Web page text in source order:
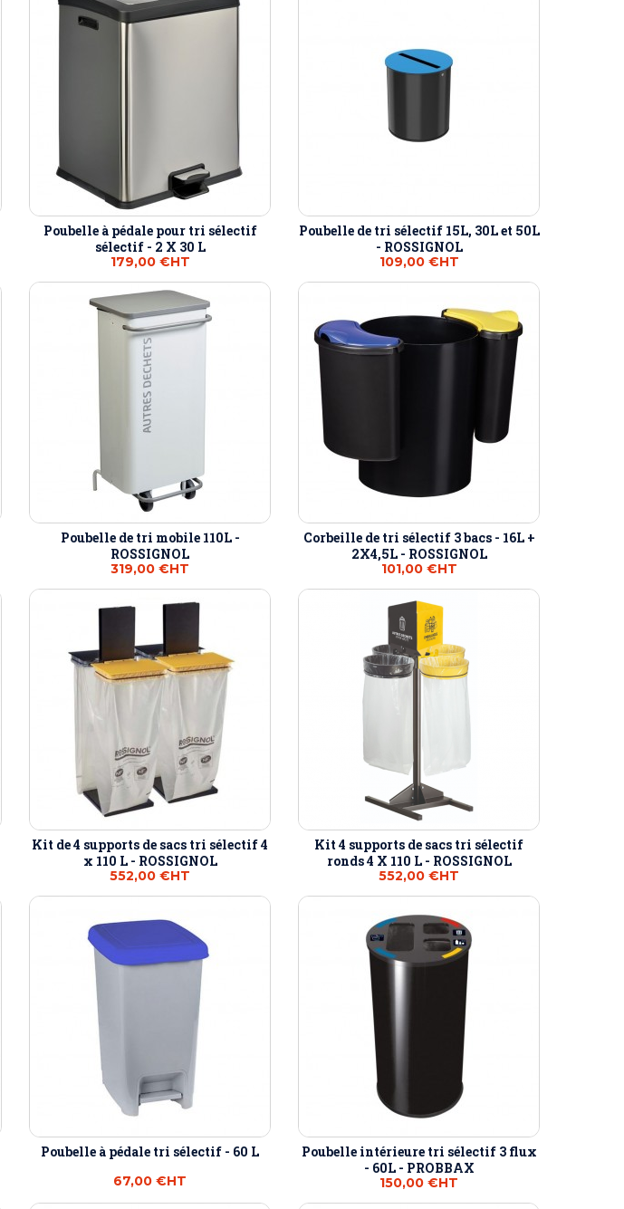
Poubelle à pédale pour tri sélectif
sélectif - 2 X 30 L
179,00 €HT
Poubelle de tri sélectif 15L, 30L et 50L
- ROSSIGNOL
109,00 €HT
Poubelle de tri mobile 110L -
ROSSIGNOL
319,00 €HT
Corbeille de tri sélectif 3 bacs - 16L +
2X4,5L - ROSSIGNOL
101,00 €HT
Kit de 4 supports de sacs tri sélectif 4
x 110 L - ROSSIGNOL
552,00 €HT
Kit 4 supports de sacs tri sélectif
ronds 4 X 110 L - ROSSIGNOL
552,00 €HT
Poubelle à pédale tri sélectif - 60 L
67,00 €HT
Poubelle intérieure tri sélectif 3 flux
- 60L - PROBBAX
150,00 €HT